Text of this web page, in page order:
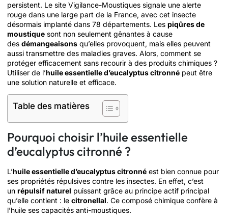
persistent. Le site Vigilance-Moustiques signale une alerte
rouge dans une large part de la France, avec cet insecte
désormais implanté dans 78 départements. Les piqûres de
moustique sont non seulement gênantes à cause
des démangeaisons qu’elles provoquent, mais elles peuvent
aussi transmettre des maladies graves. Alors, comment se
protéger efficacement sans recourir à des produits chimiques ?
Utiliser de l’huile essentielle d’eucalyptus citronné peut être
une solution naturelle et efficace.
Table des matières
Pourquoi choisir l’huile essentielle
d’eucalyptus citronné ?
L’huile essentielle d’eucalyptus citronné est bien connue pour
ses propriétés répulsives contre les insectes. En effet, c’est
un répulsif naturel puissant grâce au principe actif principal
qu’elle contient : le citronellal. Ce composé chimique confère à
l’huile ses capacités anti-moustiques.